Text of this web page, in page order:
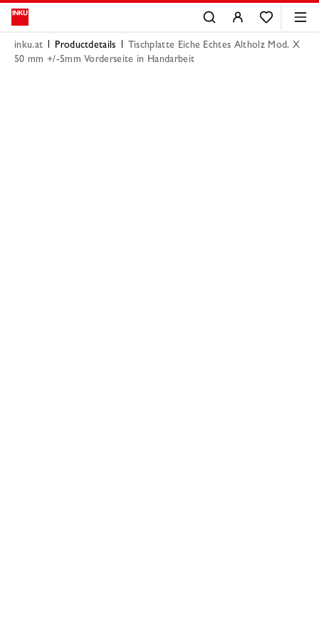
inku.at Productdetails
Tischplatte Eiche Echtes Altholz Mod. X
50 mm +/-5mm Vorderseite in Handarbeit